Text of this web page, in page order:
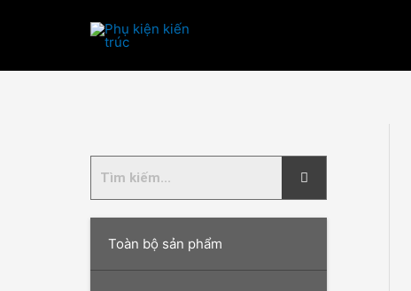
dung
Toàn bộ sản phẩm